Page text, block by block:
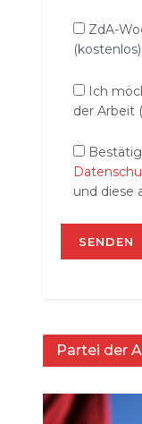
ZdA-
(kostenlos)
Ich
der Arbeit
und diese
Partei der